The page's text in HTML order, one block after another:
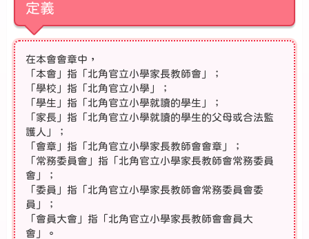
定義
在本會會章中，
「本會」指「北角官立小學家長教師會」；
「學校」指「北角官立小學」；
「學生」指「北角官立小學就讀的學生」；
「家長」指「北角官立小學就讀的學生的父母或合法監
護人」；
「會章」指「北角官立小學家長教師會會章」；
「常務委員會」指「北角官立小學家長教師會常務委員
會」；
「委員」指「北角官立小學家長教師會常務委員會委
員」；
「會員大會」指「北角官立小學家長教師會會員大
會」。